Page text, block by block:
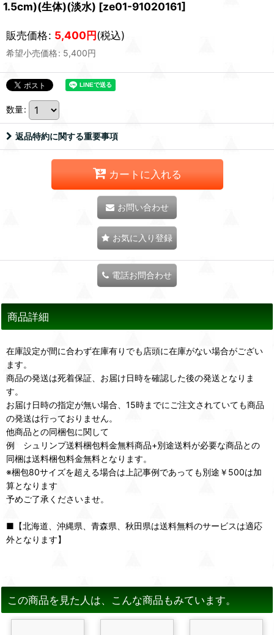
1.5cm)(生体)(淡水) [ze01-91020161]
販売価格: 5,400円(税込)
希望小売価格: 5,400円
数量:
返品特約に関する重要事項
カートに入れる
お問い合わせ
お気に入り登録
電話お問合わせ
商品詳細
在庫設定が間に合わず在庫有りでも店頭に在庫がない場合がござい
ます。
商品の発送は死着保証、お届け日時を確認した後の発送となりま
す。
お届け日時の指定が無い場合、15時までにご注文されていても商品
の発送は行っておりません。
他商品との同梱包に関して
例 シュリンプ送料梱包料金無料商品+別途送料が必要な商品との
同梱は送料梱包料金無料となります。
※梱包80サイズを超える場合は上記事例であっても別途￥500は加
算となります
予めご了承くださいませ。
■【北海道、沖縄県、青森県、秋田県は送料無料のサービスは適応
外となります】
この商品を見た人は、こんな商品もみています。